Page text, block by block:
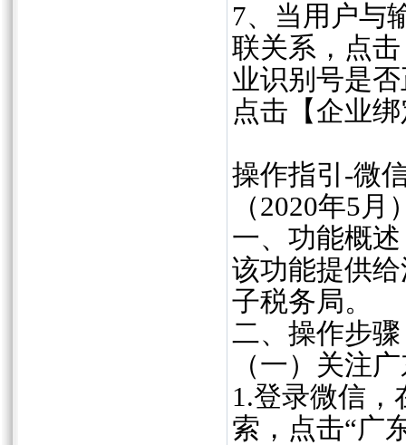
7、当用户与
联关系，点
业识别号是
点击【企业
操作指引-微
（2020年5月
一、功能概述
该功能提供
子税务局。
二、操作步骤
（一）关注
1.登录微信，
索，点击“广